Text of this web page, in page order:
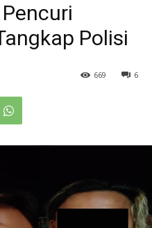
Polisi
6
669